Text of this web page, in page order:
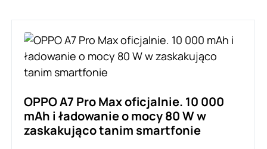
OPPO A7 Pro Max oficjalnie. 10 000
mAh i ładowanie o mocy 80 W w
zaskakująco tanim smartfonie